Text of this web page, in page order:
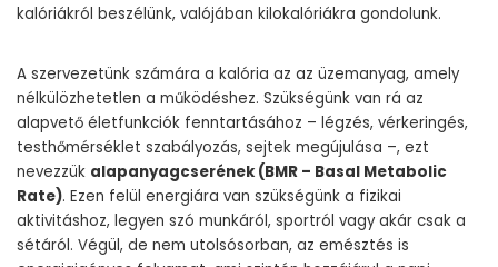
kalóriákról beszélünk, valójában kilokalóriákra gondolunk.
A szervezetünk számára a kalória az az üzemanyag, amely
nélkülözhetetlen a működéshez. Szükségünk van rá az
alapvető életfunkciók fenntartásához – légzés, vérkeringés,
testhőmérséklet szabályozás, sejtek megújulása –, ezt
nevezzük alapanyagcserének (BMR – Basal Metabolic
Rate). Ezen felül energiára van szükségünk a fizikai
aktivitáshoz, legyen szó munkáról, sportról vagy akár csak a
sétáról. Végül, de nem utolsósorban, az emésztés is